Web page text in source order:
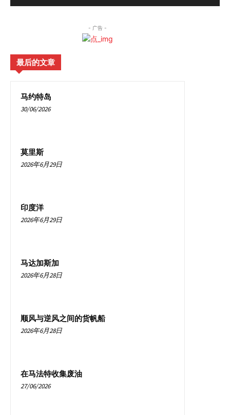
- 广告 -
最后的文章
马约特岛
30/06/2026
莫里斯
2026年6月29日
印度洋
2026年6月29日
马达加斯加
2026年6月28日
顺风与逆风之间的货帆船
2026年6月28日
在马法特收集废油
27/06/2026